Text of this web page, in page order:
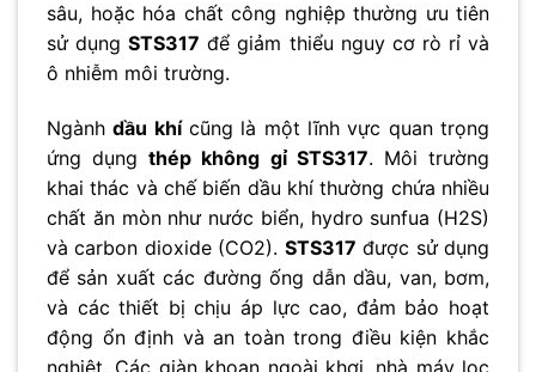
sâu, hoặc hóa chất công nghiệp thường ưu tiên
sử dụngSTS317 để giảm thiểu nguy cơ rò rỉ và
ô nhiễm môi trường.
Ngànhdầu khícũng là một lĩnh vực quan trọng
ứng dụngthép không gỉ STS317. Môi trường
khai thác và chế biến dầu khí thường chứa nhiều
chất ăn mòn như nước biển, hydro sunfua (H2S)
và carbon dioxide (CO2). STS317 được sử dụng
để sản xuất các đường ống dẫn dầu, van, bơm,
và các thiết bị chịu áp lực cao, đảm bảo hoạt
động ổn định và an toàn trong điều kiện khắc
nghiệt. Các giàn khoan ngoài khơi, nhà máy lọc